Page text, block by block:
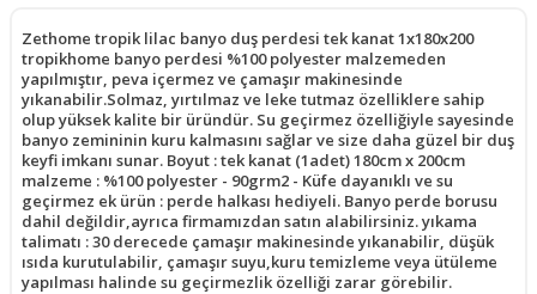
Zethome tropik lilac banyo duş perdesi tek kanat 1x180x200
tropikhome banyo perdesi %100 polyester malzemeden
yapılmıştır, peva içermez ve çamaşır makinesinde
yıkanabilir.Solmaz, yırtılmaz ve leke tutmaz özelliklere sahip
olup yüksek kalite bir üründür. Su geçirmez özelliğiyle sayesinde
banyo zemininin kuru kalmasını sağlar ve size daha güzel bir duş
keyfi imkanı sunar. Boyut : tek kanat (1adet) 180cm x 200cm
malzeme : %100 polyester - 90grm2 - Küfe dayanıklı ve su
geçirmez ek ürün : perde halkası hediyeli. Banyo perde borusu
dahil değildir,ayrıca firmamızdan satın alabilirsiniz. yıkama
talimatı : 30 derecede çamaşır makinesinde yıkanabilir, düşük
ısıda kurutulabilir, çamaşır suyu,kuru temizleme veya ütüleme
yapılması halinde su geçirmezlik özelliği zarar görebilir.